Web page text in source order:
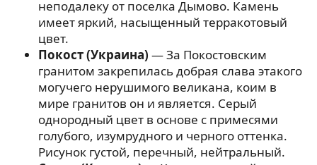
неподалеку от поселка Дымово. Камень
имеет яркий, насыщенный терракотовый
цвет.
Покост (Украина) — За Покостовским
гранитом закрепилась добрая слава этакого
могучего нерушимого великана, коим в
мире гранитов он и является. Серый
однородный цвет в основе с примесями
голубого, изумрудного и черного оттенка.
Рисунок густой, перечный, нейтральный.